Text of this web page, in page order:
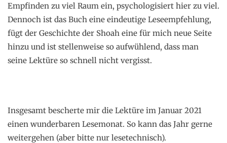
Empfinden zu viel Raum ein, psychologisiert hier zu viel.
Dennoch ist das Buch eine eindeutige Leseempfehlung,
fügt der Geschichte der Shoah eine für mich neue Seite
hinzu und ist stellenweise so aufwühlend, dass man
seine Lektüre so schnell nicht vergisst.
Insgesamt bescherte mir die Lektüre im Januar 2021
einen wunderbaren Lesemonat. So kann das Jahr gerne
weitergehen (aber bitte nur lesetechnisch).